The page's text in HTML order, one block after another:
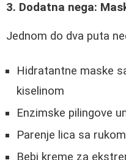
3. Dodatna nega:
Jednom do dva puta
Hidratantne maske
kiselinom
Enzimske pilingove
Parenje lica sa
Bebi kreme za